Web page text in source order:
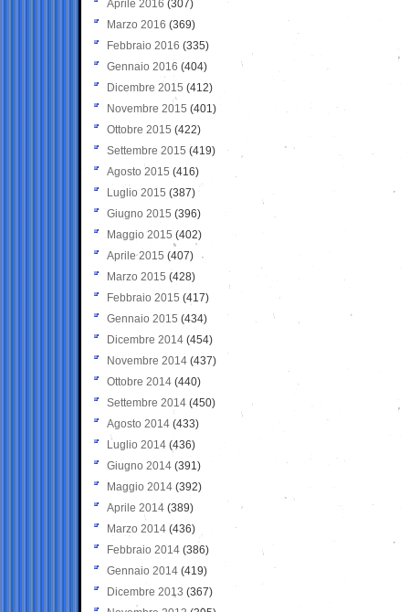
Aprile 2016 (307)
Marzo 2016 (369)
Febbraio 2016 (335)
Gennaio 2016 (404)
Dicembre 2015 (412)
Novembre 2015 (401)
Ottobre 2015 (422)
Settembre 2015 (419)
Agosto 2015 (416)
Luglio 2015 (387)
Giugno 2015 (396)
Maggio 2015 (402)
Aprile 2015 (407)
Marzo 2015 (428)
Febbraio 2015 (417)
Gennaio 2015 (434)
Dicembre 2014 (454)
Novembre 2014 (437)
Ottobre 2014 (440)
Settembre 2014 (450)
Agosto 2014 (433)
Luglio 2014 (436)
Giugno 2014 (391)
Maggio 2014 (392)
Aprile 2014 (389)
Marzo 2014 (436)
Febbraio 2014 (386)
Gennaio 2014 (419)
Dicembre 2013 (367)